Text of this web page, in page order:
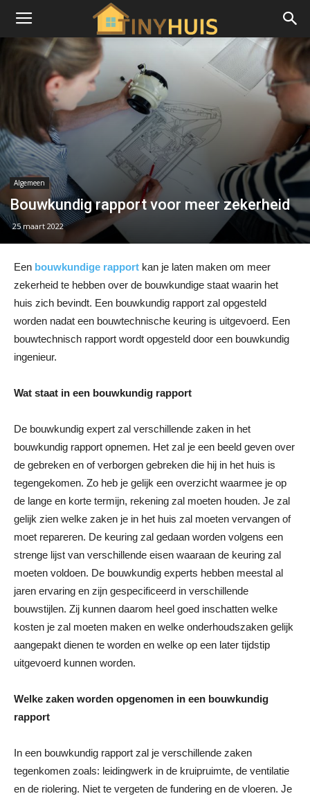
Algemeen
Bouwkundig rapport voor meer zekerheid
25 maart 2022
Een bouwkundige rapport kan je laten maken om meer
zekerheid te hebben over de bouwkundige staat waarin het
huis zich bevindt. Een bouwkundig rapport zal opgesteld
worden nadat een bouwtechnische keuring is uitgevoerd. Een
bouwtechnisch rapport wordt opgesteld door een bouwkundig
ingenieur.
Wat staat in een bouwkundig rapport
De bouwkundig expert zal verschillende zaken in het
bouwkundig rapport opnemen. Het zal je een beeld geven over
de gebreken en of verborgen gebreken die hij in het huis is
tegengekomen. Zo heb je gelijk een overzicht waarmee je op
de lange en korte termijn, rekening zal moeten houden. Je zal
gelijk zien welke zaken je in het huis zal moeten vervangen of
moet repareren. De keuring zal gedaan worden volgens een
strenge lijst van verschillende eisen waaraan de keuring zal
moeten voldoen. De bouwkundig experts hebben meestal al
jaren ervaring en zijn gespecificeerd in verschillende
bouwstijlen. Zij kunnen daarom heel goed inschatten welke
kosten je zal moeten maken en welke onderhoudszaken gelijk
aangepakt dienen te worden en welke op een later tijdstip
uitgevoerd kunnen worden.
Welke zaken worden opgenomen in een bouwkundig
rapport
In een bouwkundig rapport zal je verschillende zaken
tegenkomen zoals: leidingwerk in de kruipruimte, de ventilatie
en de riolering. Niet te vergeten de fundering en de vloeren. Je